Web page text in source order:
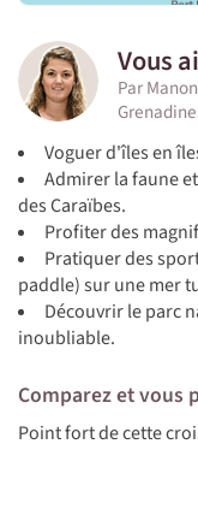
Vous
Par
Voguer d'îles en
Admirer la faune
des Caraïbes.
Profiter des
Pratiquer des
paddle) sur une mer
Découvrir le parc
inoubliable.
Comparez et vous
Point fort de cette